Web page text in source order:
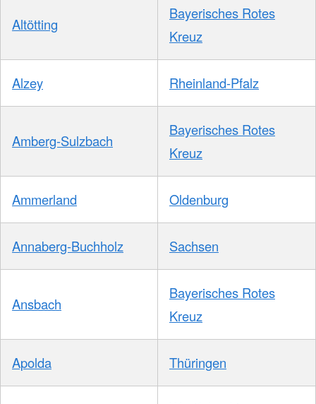
Altötting
Bayerisches Rotes
Kreuz
Alzey Rheinland-Pfalz
Amberg-Sulzbach
Bayerisches Rotes
Kreuz
Ammerland Oldenburg
Annaberg-Buchholz Sachsen
Ansbach
Bayerisches Rotes
Kreuz
Apolda Thüringen